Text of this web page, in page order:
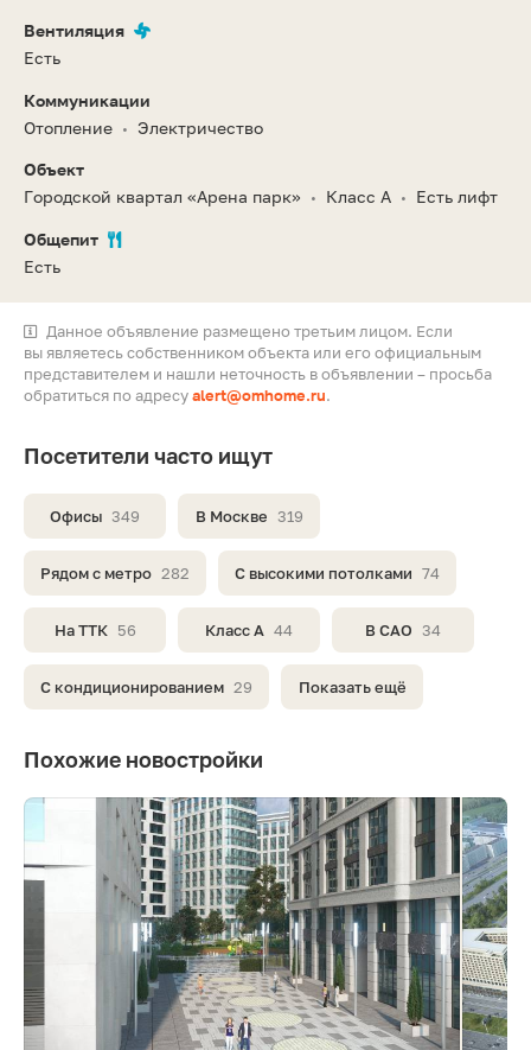
Вентиляция
Есть
Коммуникации
Отопление • Электричество
Объект
Городской квартал «Арена парк»
• Класс A • Есть лифт
Общепит
Есть
Данное объявление размещено третьим лицом. Если
вы являетесь собственником объекта или его официальным
представителем и нашли неточность в объявлении – просьба
обратиться по адресуalert@omhome.ru.
Посетители часто ищут
Офисы 349 В Москве 319
Рядом с метро 282 С высокими потолками 74
На ТТК 56 Класс A 44 В САО 34
С кондиционированием 29 Показать ещё
Похожие новостройки